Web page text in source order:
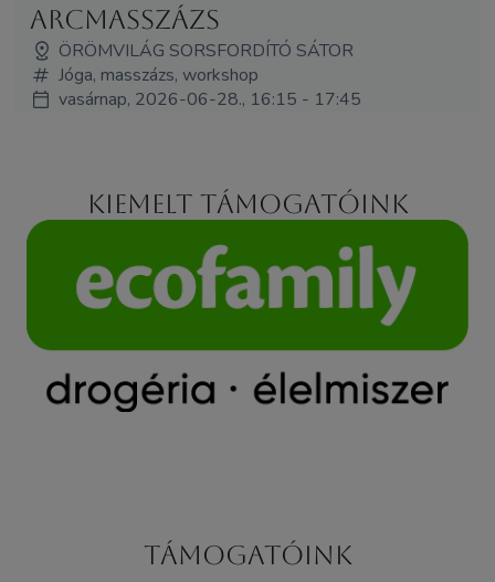
arcmasszázs
ÖRÖMVILÁG SORSFORDÍTÓ SÁTOR
Jóga, masszázs, workshop
vasárnap, 2026-06-28., 16:15 - 17:45
Kiemelt támogatóink
Támogatóink